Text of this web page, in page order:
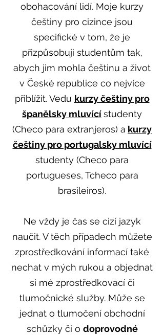
obohacování lidí. Moje kurzy
češtiny pro cizince jsou
specifické v tom, že je
přizpůsobuji studentům tak,
abych jim mohla češtinu a život
v České republice co nejvíce
přiblížit. Vedu kurzy češtiny pro
španělsky mluvícístudenty
(Checo para extranjeros) a kurzy
češtiny pro portugalsky mluvící
studenty (Checo para
portugueses, Tcheco para
brasileiros).
Ne vždy je čas se cizí jazyk
naučit. V těch případech můžete
zprostředkování informací také
nechat v mých rukou a objednat
si mé zprostředkovací či
tlumočnické služby. Může se
jednat o tlumočení obchodní
schůzky či o doprovodné